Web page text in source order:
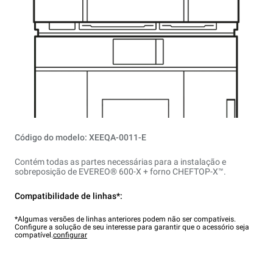
Código do modelo: XEEQA-0011-E
Contém todas as partes necessárias para a instalação e
sobreposição de EVEREO® 600-X + forno CHEFTOP-X™.
Compatibilidade de linhas*:
*Algumas versões de linhas anteriores podem não ser compatíveis.
Configure a solução de seu interesse para garantir que o acessório seja
compatível.configurar